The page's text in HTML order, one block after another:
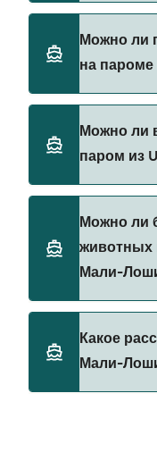
через наш поиск
страницу
последние
Можно ли
на
пароме из Unije
Можно ли
паром из
Можно ли
животных
Мали-
брать на
Какое
Мали-